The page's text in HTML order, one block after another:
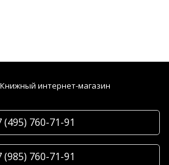
интернет-магазин
(495) 760-71-91
(985) 760-71-91